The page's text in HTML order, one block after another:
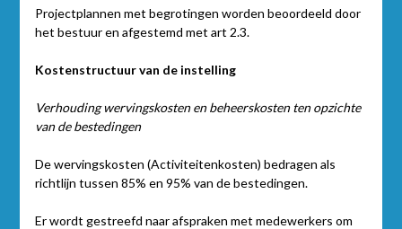
Projectplannen met begrotingen worden beoordeeld door
het bestuur en afgestemd met art 2.3.
Kostenstructuur van de instelling
Verhouding wervingskosten en beheerskosten ten opzichte
van de bestedingen
De wervingskosten (Activiteitenkosten) bedragen als
richtlijn tussen 85% en 95% van de bestedingen.
Er wordt gestreefd naar afspraken met medewerkers om